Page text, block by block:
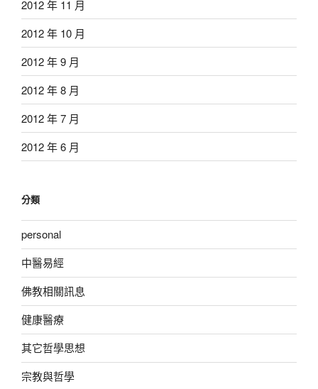
2012 年 11 月
2012 年 10 月
2012 年 9 月
2012 年 8 月
2012 年 7 月
2012 年 6 月
分類
personal
中醫易經
佛教相關訊息
健康醫療
其它哲學思想
宗教與哲學